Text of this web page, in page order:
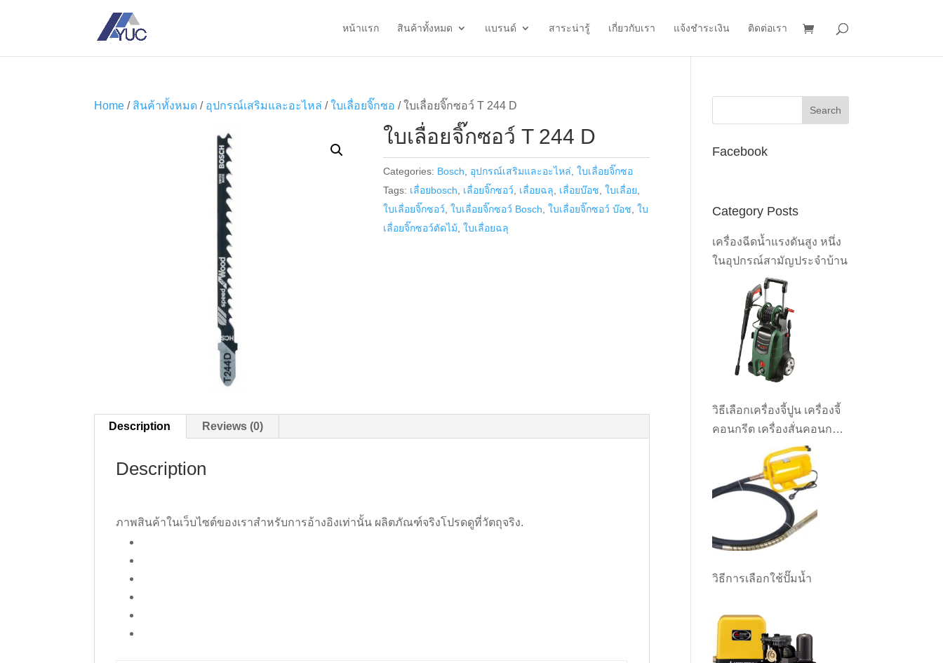
หน้าแรก สินค้าทั้งหมด แบรนด์ สาระน่ารู้ เกี่ยวกับเรา แจ้งชำระเงิน ติดต่อเรา
Home / สินค้าทั้งหมด / อุปกรณ์เสริมและอะไหล่ /ใบเลื่อยจิ๊กซอ / ใบเลื่อยจิ๊กซอว์ T 244 D
ใบเลื่อยจิ๊กซอว์ T 244 D
Categories: Bosch อุปกรณ์เสริมและอะไหล่ ,ใบเลื่อยจิ๊กซอ
Tags: เลื่อยbosch เลื่อยจิ๊กซอว์ เลื่อยฉลุ เลื่อยบ๊อช ,ใบเลื่อย
ใบเลื่อยจิ๊กซอว์ ,ใบเลื่อยจิ๊กซอว์ Bosch ,ใบเลื่อยจิ๊กซอว์ บ๊อช ,ใบ
เลื่อยจิ๊กซอว์ตัดไม้ ,ใบเลื่อยฉลุ
Description Reviews (0)
Description
ภาพสินค้าในเว็บไซต์ของเราสำหรับการอ้างอิงเท่านั้น ผลิตภัณฑ์จริงโปรดดูที่วัตถุจริง.
Facebook
Category Posts
เครื่องฉีดน้ำแรงดันสูง หนึ่ง
ในอุปกรณ์สามัญประจำบ้าน
วิธีเลือกเครื่องจี้ปูน เครื่องจี้
คอนกรีต เครื่องสั่นคอนกรีต
ให้เหมาะกับงาน
วิธีการเลือกใช้ปั๊มน้ำ